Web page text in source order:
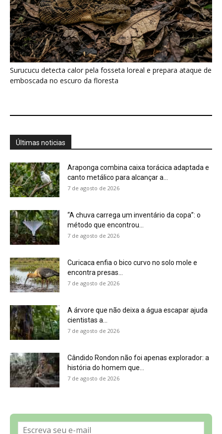
Araponga combina caixa torácica adaptada e
canto metálico para alcançar a...
7 de agosto de 2026
“A chuva carrega um inventário da copa”: o
método que encontrou...
7 de agosto de 2026
A árvore que não deixa a água escapar ajuda
7 de agosto de 2026
7 de agosto de 2026
Política de Privacidade, LGPD e RGPD